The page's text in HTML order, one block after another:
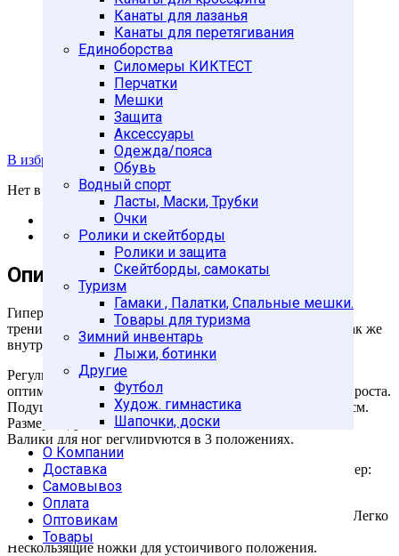
Канаты для лазанья
Канаты для перетягивания
Единоборства
Силомеры КИКТЕСТ
Перчатки
Мешки
Защита
Аксессуары
Одежда/пояса
Обувь
Водный спорт
Ласты, Маски, Трубки
Очки
Ролики и скейтборды
Ролики и защита
Скейтборды, самокаты
Туризм
Гамаки , Палатки, Спальные мешки.
Товары для туризма
Зимний инвентарь
Лыжи, ботинки
Другие
Футбол
Худож. гимнастика
Шапочки, доски
О Компании
Доставка
Самовывоз
Оплата
Оптовикам
Товары
В избранное
Нет в наличии
Описание
Характеристики
Описание
Гиперэкстензия позволяет комфортно и безопасно
тренировать мышцы живота и нижней части спины, а так же
внутренние и наружные мышцы бедра.
Регулируемая высота тренажера позволяет подобрать
оптимальное положение для тренировки людям разного роста.
Подушка имеет 4 положения регулировки, диапазон 16 см.
Размер подушки 44 х 30 х 4,5 – 7 см.
Валики для ног регулируются в 3 положениях.
Рама тренажера изготовлена из стального профиля. Размер:
50х50х1,5 мм и 45х45х1,5 мм.
Складная модель для удобного хранения после занятий. Легко
сложить – удобно хранить.
Нескользящие ножки для устойчивого положения.